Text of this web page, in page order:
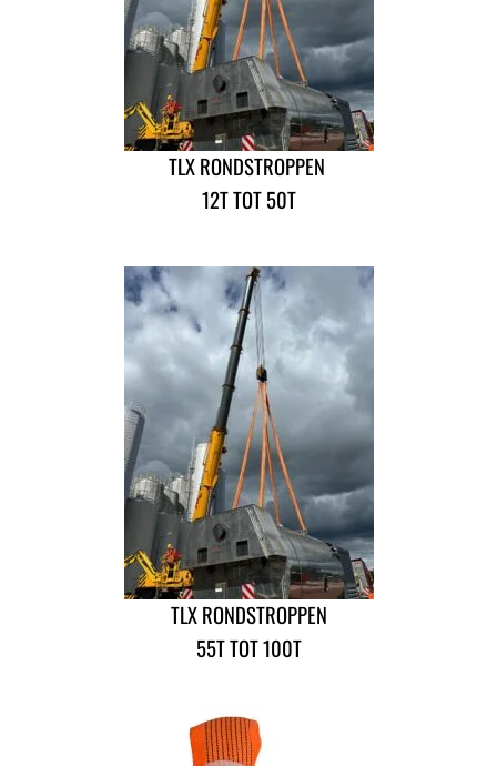
TLX RONDSTROPPEN
12T TOT 50T
TLX RONDSTROPPEN
55T TOT 100T